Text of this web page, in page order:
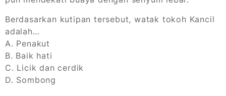
Berdasarkan kutipan tersebut, watak tokoh Kancil
adalah…
A. Penakut
B. Baik hati
C. Licik dan cerdik
D. Sombong